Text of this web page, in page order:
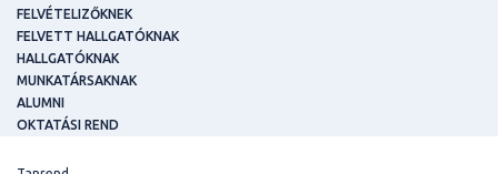
FELVÉTELIZŐKNEK
FELVETT HALLGATÓKNAK
HALLGATÓKNAK
MUNKATÁRSAKNAK
ALUMNI
OKTATÁSI REND